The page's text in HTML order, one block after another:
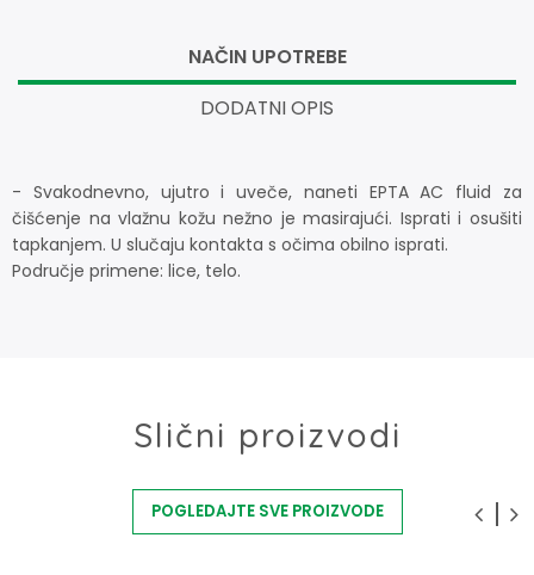
NAČIN UPOTREBE
DODATNI OPIS
- Svakodnevno, ujutro i uveče, naneti EPTA AC fluid za
čišćenje na vlažnu kožu nežno je masirajući. Isprati i osušiti
tapkanjem. U slučaju kontakta s očima obilno isprati.
Područje primene: lice, telo.
Slični proizvodi
POGLEDAJTE SVE PROIZVODE